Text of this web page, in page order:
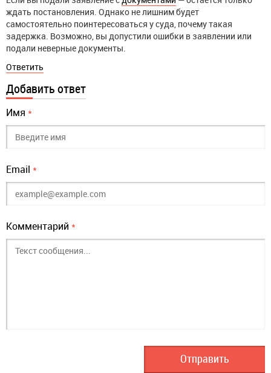
ждать постановления. Однако не лишним будет
самостоятельно поинтересоваться у суда, почему такая
задержка. Возможно, вы допустили ошибки в заявлении или
подали неверные документы.
Ответить
Добавить ответ
Имя *
Email *
Комментарий *